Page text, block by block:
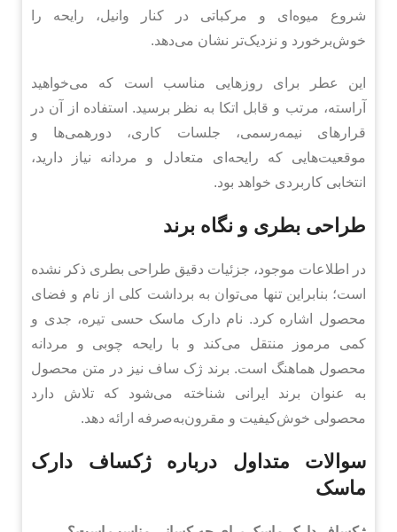
شروع میوه‌ای و مرکباتی در کنار وانیل، رایحه را
خوش‌برخورد و نزدیک‌تر نشان می‌دهد.
این عطر برای روزهایی مناسب است که می‌خواهید
آراسته، مرتب و قابل اتکا به نظر برسید. استفاده از آن در
قرارهای نیمه‌رسمی، جلسات کاری، دورهمی‌ها و
موقعیت‌هایی که رایحه‌ای متعادل و مردانه نیاز دارید،
انتخابی کاربردی خواهد بود.
طراحی بطری و نگاه برند
در اطلاعات موجود، جزئیات دقیق طراحی بطری ذکر نشده
است؛ بنابراین تنها می‌توان به برداشت کلی از نام و فضای
محصول اشاره کرد. نام دارک ماسک حسی تیره، جدی و
کمی مرموز منتقل می‌کند و با رایحه چوبی و مردانه
محصول هماهنگ است. برند ژک ساف نیز در متن محصول
به عنوان برند ایرانی شناخته می‌شود که تلاش دارد
محصولی خوش‌کیفیت و مقرون‌به‌صرفه ارائه دهد.
سوالات متداول درباره ژکساف دارک
ماسک